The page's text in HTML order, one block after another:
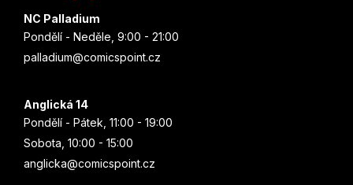
NC Palladium
Pondělí - Neděle, 9:00 - 21:00
palladium@comicspoint.cz
Anglická 14
Pondělí - Pátek, 11:00 - 19:00
Sobota, 10:00 - 15:00
anglicka@comicspoint.cz